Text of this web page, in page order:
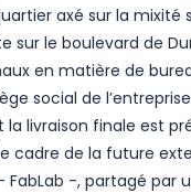
axé sur la
sur le boulevard de
en matière de
social de
la livraison finale
de la future
-, partagé